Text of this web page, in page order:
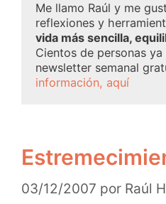
Me llamo Raúl y me
reflexiones y
vida más sencilla,
Cientos de personas
newsletter semanal
información, aquí
03/12/2007 por Raúl